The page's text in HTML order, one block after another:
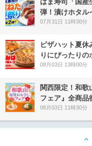
弾！漬けホタル
07月31日 11時30分
ピザハット夏休
りにぴったり
08月03日 13時00分
関西限定！和歌
フェア』全商品
08月03日 11時30分